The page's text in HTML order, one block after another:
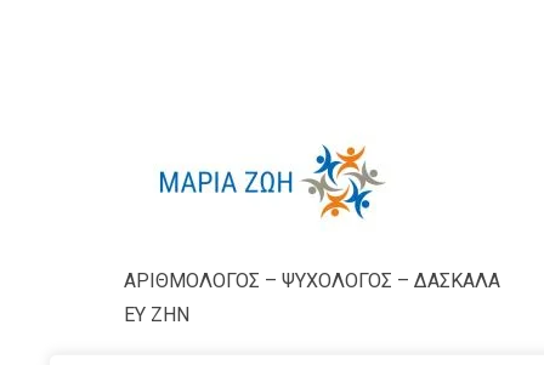
ΑΡΙΘΜΟΛΟΓΟΣ – ΨΥΧΟΛΟΓΟΣ – ΔΑΣΚΑΛΑ
ΕΥ ΖΗΝ